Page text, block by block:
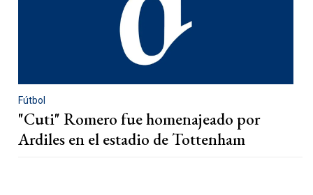
Fútbol
"Cuti" Romero fue homenajeado por
Ardiles en el estadio de Tottenham